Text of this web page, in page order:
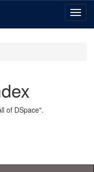
of DSpace".